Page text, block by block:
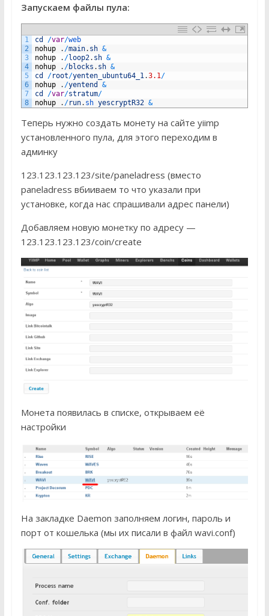
Запускаем файлы пула:
1
2
3
4
5
6
7
8
cd /var/web
nohup
. /main. sh &
nohup
. /loop2. sh &
nohup
. /blocks . sh &
cd
/root/yenten_ubuntu64_1.3.1/
nohup
. /yentend
&
cd
/var/stratum/
nohup
. /run. sh yescryptR32 &
Теперь нужно создать монету на сайте yiimp
установленного пула, для этого переходим в
админку
123.123.123.123/site/paneladress (вместо
paneladress вбииваем то что указали при
установке, когда нас спрашивали адрес панели)
Добавляем новую монетку по адресу —
123.123.123.123/coin/create
Монета появилась в списке, открываем её
настройки
На закладке Daemon заполняем логин, пароль и
порт от кошелька (мы их писали в файл wavi.conf)